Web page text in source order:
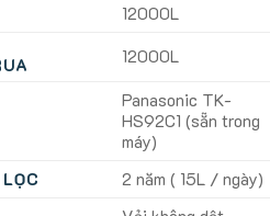
12000L
12000L
Panasonic TK-
HS92C1 (sẵn trong
máy)
2 năm ( 15L / ngày)